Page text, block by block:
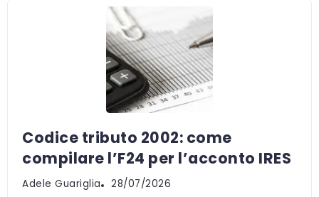
Codice tributo 2002: come
compilare l’F24 per l’acconto IRES
Adele Guariglia 28/07/2026